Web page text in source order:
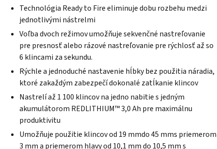
Technológia Ready to Fire eliminuje dobu rozbehu medzi
jednotlivými nástrelmi
Voľba dvoch režimov umožňuje sekvenčné nastreľovanie
pre presnosť alebo rázové nastreľovanie pre rýchlosť až so
6 klincami za sekundu.
Rýchle a jednoduché nastavenie hĺbky bez použitia náradia,
ktoré zakaždým zabezpečí dokonalé zatĺkanie klincov
Nastrelí až 1 100 klincov na jedno nabitie s jedným
akumulátorom REDLITHIUM™ 3,0 Ah pre maximálnu
produktivitu
Umožňuje použitie klincov od 19 mmdo 45 mms priemerom
3 mm a priemerom hlavy od 10,1 mm do 10,5 mm s